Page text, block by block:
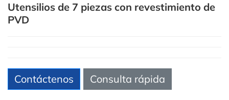
Utensilios de 7 piezas con revestimiento de
PVD
Contáctenos Consulta rápida